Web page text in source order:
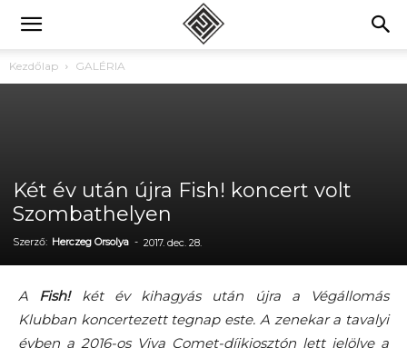
Kezdőlap GALÉRIA
Két év után újra Fish! koncert volt
Szombathelyen
Szerző: Herczeg Orsolya - 2017. dec. 28.
A Fish!két év kihagyás után újra a Végállomás
Klubban koncertezett tegnap este. A zenekar a tavalyi
évben a 2016-os Viva Comet-díjkiosztón lett jelölve a